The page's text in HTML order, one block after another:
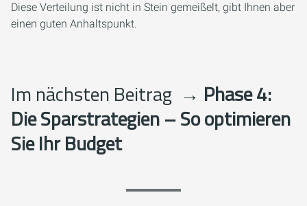
Diese Verteilung ist nicht in Stein gemeißelt, gibt Ihnen aber
einen guten Anhaltspunkt.
Im nächsten Beitrag → Phase 4:
Die Sparstrategien – So optimieren
Sie Ihr Budget